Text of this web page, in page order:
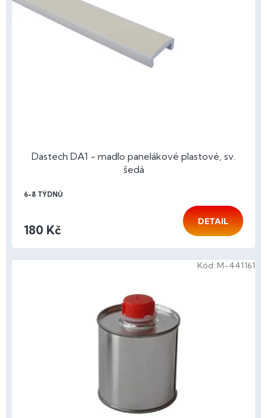
Dastech DA1 - madlo panelákové plastové, sv.
šedá
6-8 TÝDNŮ
180 Kč
DETAIL
Kód: M-441161